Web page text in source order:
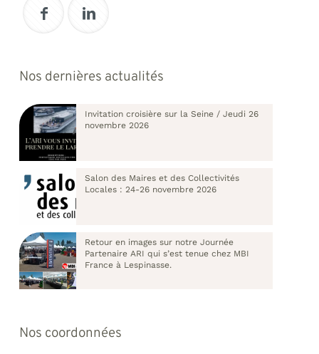
Nos dernières actualités
Invitation croisière sur la Seine / Jeudi 26
novembre 2026
Salon des Maires et des Collectivités
Locales : 24-26 novembre 2026
Retour en images sur notre Journée
Partenaire ARI qui s’est tenue chez MBI
France à Lespinasse.
Nos coordonnées